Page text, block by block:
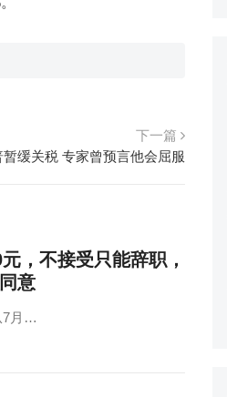
下一篇
暂缓关税 专家曾预言他会屈服
，不接受只能辞职，
意
7月…